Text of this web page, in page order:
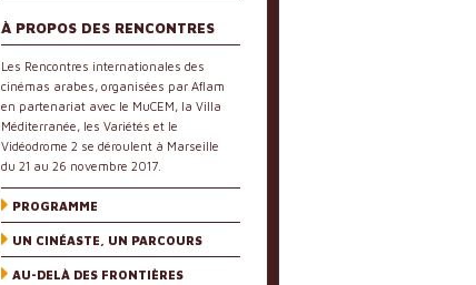
À PROPOS DES RENCONTRES
Les Rencontres internationales des
cinémas arabes, organisées par Aflam
en partenariat avec le MuCEM, la Villa
Méditerranée, les Variétés et le
Vidéodrome 2 se déroulent à Marseille
du 21 au 26 novembre 2017.
PROGRAMME
UN CINÉASTE, UN PARCOURS
AU-DELÀ DES FRONTIÈRES